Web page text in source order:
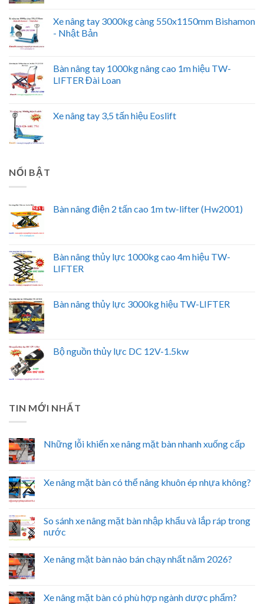
Xe nâng tay 3000kg càng 550x1150mm Bishamon
- Nhật Bản
Bàn nâng tay 1000kg nâng cao 1m hiệu TW-
LIFTER Đài Loan
Xe nâng tay 3,5 tấn hiệu Eoslift
NỔI BẬT
Bàn nâng điện 2 tấn cao 1m tw-lifter (Hw2001)
Bàn nâng thủy lực 1000kg cao 4m hiệu TW-
LIFTER
Bàn nâng thủy lực 3000kg hiệu TW-LIFTER
Bộ nguồn thủy lực DC 12V-1.5kw
TIN MỚI NHẤT
Những lỗi khiến xe nâng mặt bàn nhanh xuống cấp
Xe nâng mặt bàn có thể nâng khuôn ép nhựa không?
So sánh xe nâng mặt bàn nhập khẩu và lắp ráp trong
nước
Xe nâng mặt bàn nào bán chạy nhất năm 2026?
Xe nâng mặt bàn có phù hợp ngành dược phẩm?